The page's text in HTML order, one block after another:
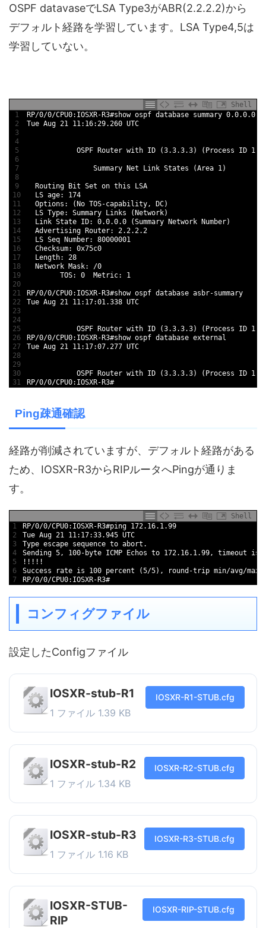
OSPF datavaseでLSA Type3がABR(2.2.2.2)から
デフォルト経路を学習しています。LSA Type4,5は
学習していない。
Shell
1
2
3
4
5
6
7
8
9
10
11
12
13
14
15
16
17
18
19
20
21
22
23
24
25
26
27
28
29
30
31
RP/0/0/CPU0:IOSXR-R3#show ospf database summary 0.0.0.0
Tue Aug 21 11:16:29.260 UTC
OSPF Router with ID (3.3.3.3) (Process ID 1)
Summary Net Link States (Area 1)
Routing Bit Set on this LSA
LS age: 174
Options: (No TOS-capability, DC)
LS Type: Summary Links (Network)
Link State ID: 0.0.0.0 (Summary Network Number)
Advertising Router: 2.2.2.2
LS Seq Number: 80000001
Checksum: 0x75c0
Length: 28
Network Mask: /0
TOS: 0  Metric: 1
RP/0/0/CPU0:IOSXR-R3#show ospf database asbr-summary
Tue Aug 21 11:17:01.338 UTC
OSPF Router with ID (3.3.3.3) (Process ID 1)
RP/0/0/CPU0:IOSXR-R3#show ospf database external
Tue Aug 21 11:17:07.277 UTC
OSPF Router with ID (3.3.3.3) (Process ID 1)
RP/0/0/CPU0:IOSXR-R3#
Ping疎通確認
経路が削減されていますが、デフォルト経路がある
ため、IOSXR-R3からRIPルータへPingが通りま
す。
Shell
1
2
3
4
5
6
7
RP/0/0/CPU0:IOSXR-R3#ping 172.16.1.99
Tue Aug 21 11:17:33.945 UTC
Type escape sequence to abort.
Sending 5, 100-byte ICMP Echos to 172.16.1.99, timeout is
!!!!!
Success rate is 100 percent (5/5), round-trip min/avg/max
RP/0/0/CPU0:IOSXR-R3#
コンフィグファイル
設定したConfigファイル
IOSXR-stub-R1
1 ファイル 1.39 KB
IOSXR-R1-STUB.cfg
IOSXR-stub-R2
1 ファイル 1.34 KB
IOSXR-R2-STUB.cfg
IOSXR-stub-R3
1 ファイル 1.16 KB
IOSXR-R3-STUB.cfg
IOSXR-STUB-
RIP
IOSXR-RIP-STUB.cfg